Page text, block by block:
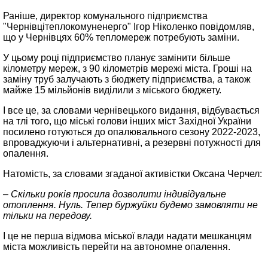
Раніше, директор комунального підприємства
"Чернівцітеплокомуненерго" Ігор Ніколенко повідомляв,
що у Чернівцях 60% тепломереж потребують заміни.
У цьому році підприємство планує замінити більше
кілометру мереж, з 90 кілометрів мережі міста. Гроші на
заміну труб залучають з бюджету підприємства, а також
майже 15 мільйонів виділили з міського бюджету.
І все це, за словами чернівецького видання, відбувається
на тлі того, що міські голови інших міст Західної України
посилено готуються до опалювального сезону 2022-2023,
впроваджуючи і альтернативні, а резервні потужності для
опалення.
Натомість, за словами згаданої активістки Оксана Черчел:
– Скільки років просила дозволити індивідуальне
отоплення. Нуль. Тепер буржуйки будемо замовляти не
тільки на передову.
І це не перша відмова міської влади надати мешканцям
міста можливість перейти на автономне опалення.